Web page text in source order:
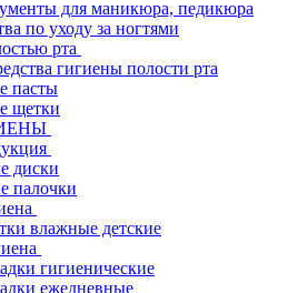
для маникюра, педикюра
по уходу за ногтями
рта
гигиены полости рта
пасты
щетки
диски
палочки
влажные детские
гигиенические
ежедневные